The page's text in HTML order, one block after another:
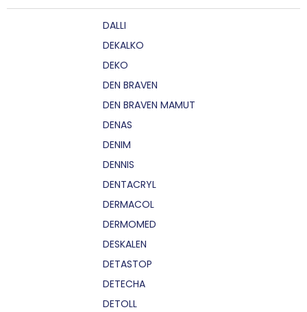
DALLI
DEKALKO
DEKO
DEN BRAVEN
DEN BRAVEN MAMUT
DENAS
DENIM
DENNIS
DENTACRYL
DERMACOL
DERMOMED
DESKALEN
DETASTOP
DETECHA
DETOLL